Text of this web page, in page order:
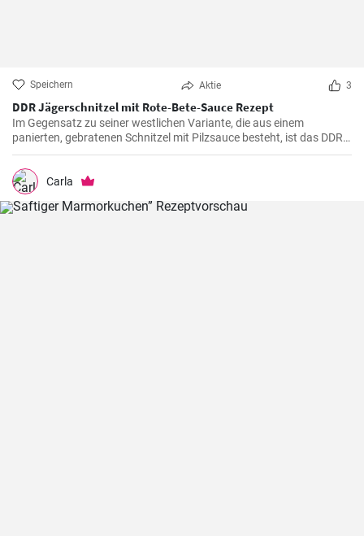
Speichern Aktie 3
DDR Jägerschnitzel mit Rote-Bete-Sauce Rezept
Im Gegensatz zu seiner westlichen Variante, die aus einem
panierten, gebratenen Schnitzel mit Pilzsauce besteht, ist das DDR-
Jägerschnitzel ein paniertes Jagdwurstschnitzel mit
Tomatensauce. Ein deftiges und schnelles Gericht, das eine
Mahlzeit für die ganze Familie oder Freunde bietet.
Carla